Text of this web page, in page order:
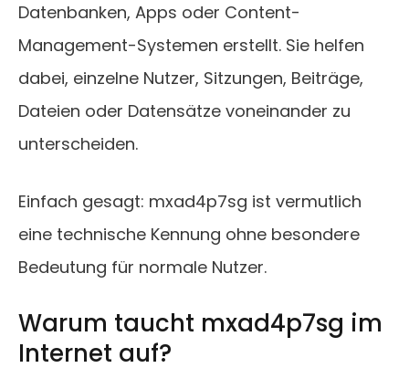
Datenbanken, Apps oder Content-
Management-Systemen erstellt. Sie helfen
dabei, einzelne Nutzer, Sitzungen, Beiträge,
Dateien oder Datensätze voneinander zu
unterscheiden.
Einfach gesagt: mxad4p7sg ist vermutlich
eine technische Kennung ohne besondere
Bedeutung für normale Nutzer.
Warum taucht mxad4p7sg im
Internet auf?